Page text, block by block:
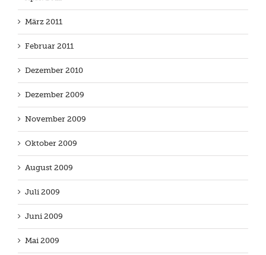
März 2011
Februar 2011
Dezember 2010
Dezember 2009
November 2009
Oktober 2009
August 2009
Juli 2009
Juni 2009
Mai 2009